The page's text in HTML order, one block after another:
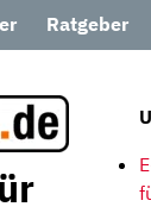
Ratgeber